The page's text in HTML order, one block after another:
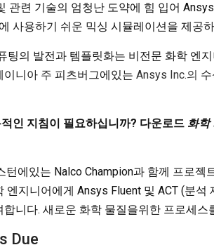
관련 기술의 엄청난 도약에 힘 입어
사용하기 쉬운 믹싱 시뮬레이션을 제공
팅의 발전과 템플릿화는 비전문 화학 엔
이니아 주 피츠버그에있는 Ansys Inc.의
인 지침이 필요하십니까? 다운로드 화학
턴에있는 Nalco Champion과 함께 프로
엔지니어에게 Ansys Fluent 및 ACT (분
니다. 새로운 화학 물질을위한 프로세
Due